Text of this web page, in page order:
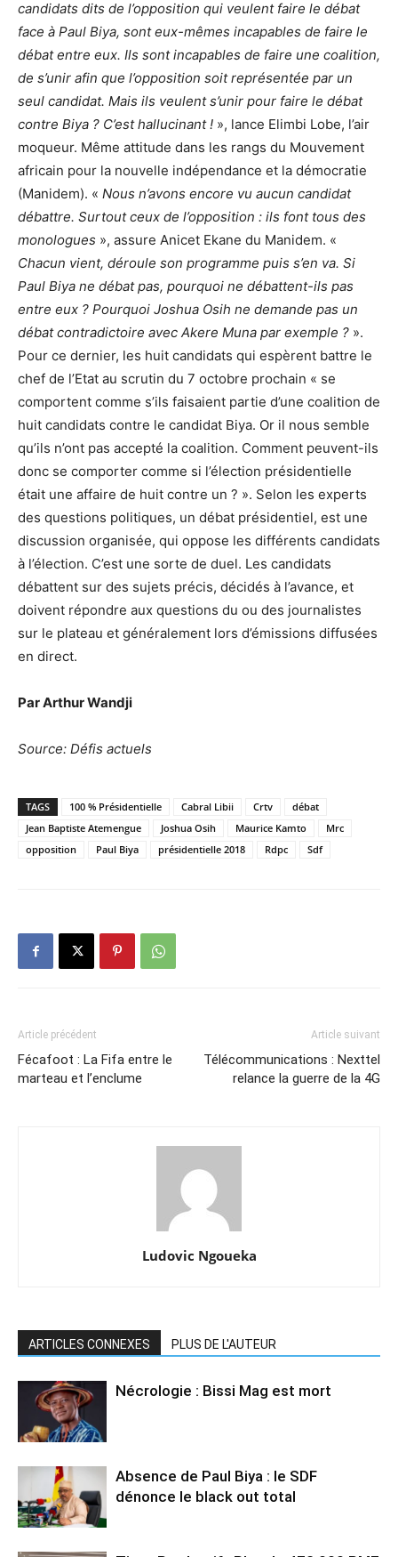
candidats dits de l’opposition qui veulent faire le débat
face à Paul Biya, sont eux-mêmes incapables de faire le
débat entre eux. Ils sont incapables de faire une coalition,
de s’unir afin que l’opposition soit représentée par un
seul candidat. Mais ils veulent s’unir pour faire le débat
contre Biya ? C’est hallucinant ! », lance Elimbi Lobe, l’air
moqueur. Même attitude dans les rangs du Mouvement
africain pour la nouvelle indépendance et la démocratie
(Manidem). « Nous n’avons encore vu aucun candidat
débattre. Surtout ceux de l’opposition : ils font tous des
monologues », assure Anicet Ekane du Manidem. «
Chacun vient, déroule son programme puis s’en va. Si
Paul Biya ne débat pas, pourquoi ne débattent-ils pas
entre eux ? Pourquoi Joshua Osih ne demande pas un
débat contradictoire avec Akere Muna par exemple ? ».
Pour ce dernier, les huit candidats qui espèrent battre le
chef de l’Etat au scrutin du 7 octobre prochain « se
comportent comme s’ils faisaient partie d’une coalition de
huit candidats contre le candidat Biya. Or il nous semble
qu’ils n’ont pas accepté la coalition. Comment peuvent-ils
donc se comporter comme si l’élection présidentielle
était une affaire de huit contre un ? ». Selon les experts
des questions politiques, un débat présidentiel, est une
discussion organisée, qui oppose les différents candidats
à l’élection. C’est une sorte de duel. Les candidats
débattent sur des sujets précis, décidés à l’avance, et
doivent répondre aux questions du ou des journalistes
sur le plateau et généralement lors d’émissions diffusées
en direct.
Par Arthur Wandji
Source: Défis actuels
TAGS 100 % Présidentielle Cabral Libii Crtv
débat
Jean Baptiste Atemengue
Joshua Osih Maurice Kamto
Mrc
opposition
Paul Biya présidentielle 2018 Rdpc Sdf
Article précédent
Fécafoot : La Fifa entre le
marteau et l’enclume
Article suivant
Télécommunications : Nexttel
relance la guerre de la 4G
Ludovic Ngoueka
ARTICLES CONNEXES PLUS DE L'AUTEUR
Nécrologie : Bissi Mag est mort
Absence de Paul Biya : le SDF
dénonce le black out total